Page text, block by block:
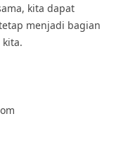
kita dapat
menjadi bagian